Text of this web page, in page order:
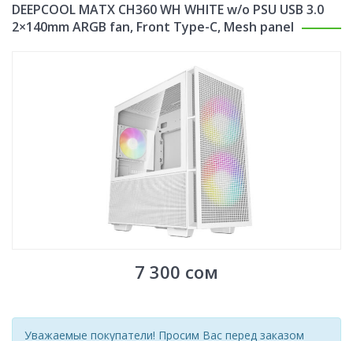
DEEPCOOL MATX CH360 WH WHITE w/o PSU USB 3.0
2×140mm ARGB fan, Front Type-C, Mesh panel
7 300 сом
Уважаемые покупатели! Просим Вас перед заказом